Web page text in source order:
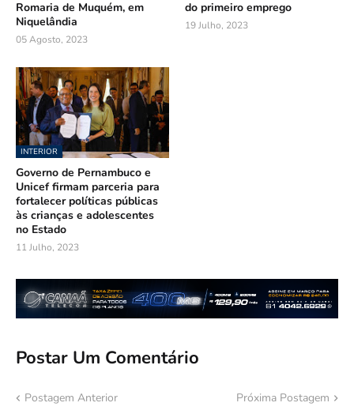
Romaria de Muquém, em
Niquelândia
05 Agosto, 2023
do primeiro emprego
19 Julho, 2023
INTERIOR
Governo de Pernambuco e
Unicef firmam parceria para
fortalecer políticas públicas
às crianças e adolescentes
no Estado
11 Julho, 2023
Postar Um Comentário
Postagem Anterior Próxima Postagem